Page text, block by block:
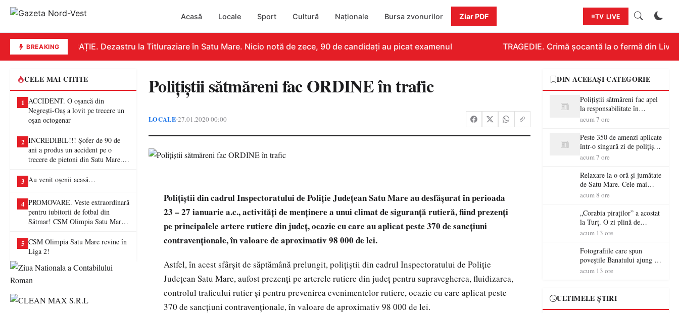
Acasă Locale Sport Cultură Naționale Bursa zvonurilor Ziar PDF TV LIVE
BREAKINGEDUCAȚIE. Dezastru la Titluraziare în Satu Mare. Nicio notă de zece, 90 de candidați au picat examenul TRAGEDIE. Crimă șocantă la o fermă din
CELE MAI CITITE
1 ACCIDENT. O oșancă din
Negrești-Oaș a lovit pe trecere un
oșan octogenar
2 INCREDIBIL!!! Șofer de 90 de
ani a produs un accident pe o
trecere de pietoni din Satu Mare. O
3 Au venit oșenii acasă…
4 PROMOVARE. Veste extraordinară
pentru iubitorii de fotbal din
Sătmar! CSM Olimpia Satu Mare
5 CSM Olimpia Satu Mare revine în
Liga 2!
Polițiștii sătmăreni fac ORDINE în trafic
LOCALE•27.01.2020 00:00
Polițiștii din cadrul Inspectoratului de Poliție Județean Satu Mare au desfășurat în perioada
23 – 27 ianuarie a.c., activități de menținere a unui climat de siguranță rutieră, fiind prezenți
pe principalele artere rutiere din județ, ocazie cu care au aplicat peste 370 de sancțiuni
contravenționale,în valoare de aproximativ 98 000 de lei.
Astfel, în acest sfârșit de săptămână prelungit, polițiștii din cadrul Inspectoratului de Poliție
Județean Satu Mare, aufost prezenți pe arterele rutiere din județ pentru supravegherea, fluidizarea,
controlul traficului rutier și pentru prevenirea evenimentelor rutiere, ocazie cu care aplicat peste
370 de sancțiuni contravenționale, în valoare de aproximativ 98 000 de lei.
DIN ACEEAȘI CATEGORIE
Polițiștii sătmăreni fac apel
la responsabilitate în
trafic…
acum 7 ore
Peste 350 de amenzi aplicate
într-o singură zi de polițiștii
sătmăreni
acum 7 ore
Relaxare la o oră și jumătate
de Satu Mare. Cele mai
spectaculoase piscine
Maramureș, ideale pentru o
escapadă de vară
acum 8 ore
„Corabia piraților” a acostat
la Turț. O zi plină de
aventură și lecții despre
tabăra de vară
acum 13 ore
Fotografiile care spun
poveștile Banatului ajung la
Muzeul de Artă Satu Mare
acum 13 ore
ULTIMELE ȘTIRI